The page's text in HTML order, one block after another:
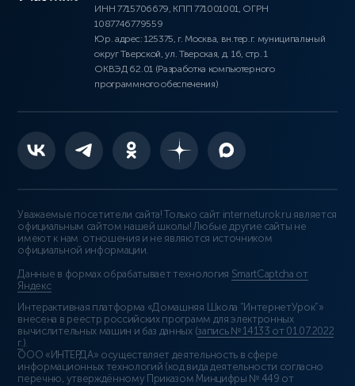
ИНН 7715706679, КПП 771001001, ОГРН
1087746779559
Юр. адрес: 125375, г. Москва, вн.тер.г. муниципальный
округ Тверской, ул. Тверская, д. 16, стр. 1
ОКВЭД 62.01 (Разработка компьютерного
программного обеспечения)
Уважаемые посетители сайта! Только сайт interneturok.ru является
официальным сайтом нашей школы! Любые другие сайты не
имеют к нам отношения и не являются источником
официальной информации.
Данные в формах обрабатывает технология SmartCaptcha от
Яндекс
Интерактивная платформа «Домашняя Школа “ИнтернетУрок”»
внесена в реестр российских программ для электронных
вычислительных машин и баз данных (запись № 14133 от 01.07.2022
г.).
ООО «ИНТЕРДА» осуществляет деятельность в сфере
информационных технологий (код вида деятельности согласно
перечню, утверждённому Приказом Минцифры № 449 от